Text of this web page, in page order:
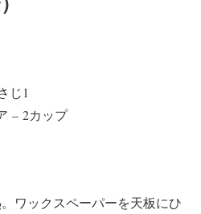
じ1
– 2カップ
ワックスペーパーを天板にひ